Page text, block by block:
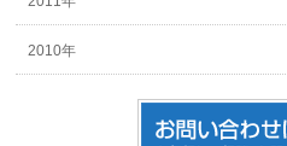
2010年